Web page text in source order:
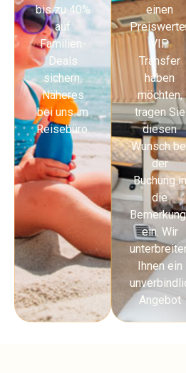
bis zu 40%
auf
Familien-
Deals
sichern.
Näheres
bei uns im
Reisebüro.
einen
VIP
Transfer
haben
möchten,
tragen Sie
diesen
Wunsch
der
Buchung in
die
ein. Wir
Ihnen ein
Angebot